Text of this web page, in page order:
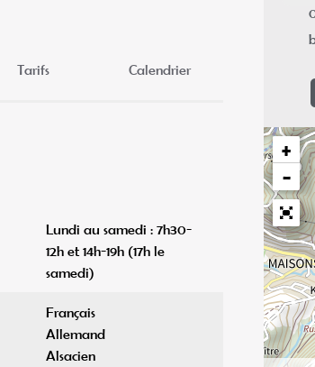
Tarifs Calendrier
Lundi au samedi : 7h30-
12h et 14h-19h (17h le
samedi)
Français
Allemand
Alsacien
+
−